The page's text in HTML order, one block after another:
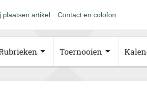
plaatsen artikel Contact en colofon
Toernooien